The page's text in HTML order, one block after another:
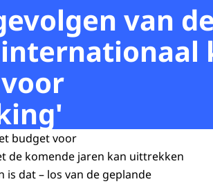
van de
budget voor
de komende jaren kan uittrekken
dat – los van de geplande